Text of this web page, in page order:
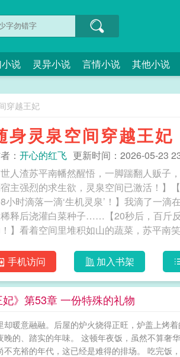
说 灵异小说 言情小说 其他小说
穿越王妃
身灵泉空间穿越王妃
： 开心的红飞 更新时间：2026-05-23
人渣苏平南幡然醒悟，一脚踹翻人贩
主强烈的求生欲，灵泉空间已激活！】
小时滴落一滴‘生机灵泉’！】我滴了一
释后浇灌白菜种子……【20秒后，百斤
】看着空间里堆积如山的蔬菜，苏平南
间物资成山！
手机访问 加入书架
妃》第53章 一份特殊的礼物
暖意融融。后屋的炉火烧得正旺，炉盖上烤
的、踏实的年味。 这顿年夜饭，虽然不算奢
充裕的年代，这已经是难得的排场。 吃完饭